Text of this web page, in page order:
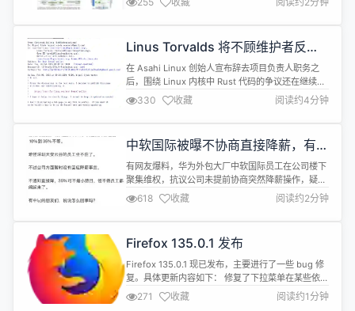
DeepSeek 介绍，「原生稀疏注意力 (Native
Sparse Attention, NSA) 」是一个用于超快长上下
Linus Torvalds 将不顾维护者反对
合并 Rust 内核代码
在 Asahi Linux 创始人宣布辞去项目负责人职务之
后，围绕 Linux 内核中 Rust 代码的争议还在继续。
DMA 映射助手及内核其他多个领域的维护者
Christoph Hellwig 一直对 Linux 内核中的 Rust 代
码及其长期可维护性持批评态度，他在最新发布的一
将推翻维护...
330 收藏 阅读约4分钟
中软国际被曝不协商直接降薪，有人
直降 35%，引发员工抗议
有网友爆料，华为外包大厂中软国际员工在公司楼下
聚集维权，抗议公司未提前协商突然降薪操作，疑似
降薪幅度10%-35%，甚至还有传出0元工资的极端情
况，引发员工强烈不满。 据悉，目前IT中心产品部确
认降薪，其他受影响部门暂不清楚。有员工反映，公
却丝毫未减，这让员工心里很不平衡。 据透露，中软
国际提供了三种选择：一是按...
618 收藏 阅读约2分钟
Firefox 135.0.1 发布
Firefox 135.0.1 现已发布，主要进行了一些 bug 修
复。具体更新内容如下： 修复了下拉菜单在某些依赖
于特定mousemove事件行为的网站上无法使用的问
题。（错误 1944191） 修复了在某些情况下使用
271 收藏 阅读约1分钟